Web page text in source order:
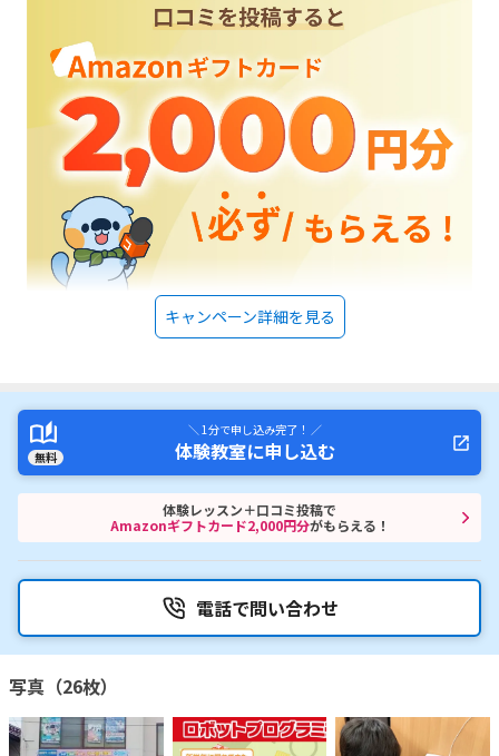
段は分からないと言われましたが、あとで電話をくださり。値段について
は分かりました。他を体験していないので、比べられませんが、ちょっと
高いなと感じました。対応してくださったかた、みんな感じがよかったで
す。日程を決めたとき、子どもだけ体験をさせる予定でしたが、突然行っ
た私も見学させていただくことができてよかったです。
キャンペーン詳細を見る
無料
＼ 1分で申し込み完了！ ／
体験教室に申し込む
体験レッスン＋口コミ投稿で
Amazonギフトカード2,000円分がもらえる！
電話で問い合わせ
写真（26枚）